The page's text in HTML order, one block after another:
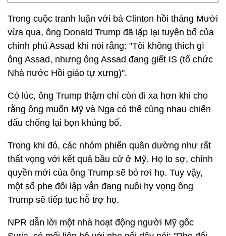
Trong cuộc tranh luận với bà Clinton hồi tháng Mười
vừa qua, ông Donald Trump đã lặp lại tuyên bố của
chính phủ Assad khi nói rằng: "Tôi không thích gì
ông Assad, nhưng ông Assad đang giết IS (tổ chức
Nhà nước Hồi giáo tự xưng)".
Có lúc, ông Trump thậm chí còn đi xa hơn khi cho
rằng ông muốn Mỹ và Nga có thể cùng nhau chiến
đấu chống lại bọn khủng bố.
Trong khi đó, các nhóm phiến quân dường như rất
thất vọng với kết quả bầu cử ở Mỹ. Họ lo sợ, chính
quyền mới của ông Trump sẽ bỏ rơi họ. Tuy vậy,
một số phe đối lập vẫn đang nuôi hy vọng ông
Trump sẽ tiếp tục hỗ trợ họ.
NPR dẫn lời một nhà hoạt động người Mỹ gốc